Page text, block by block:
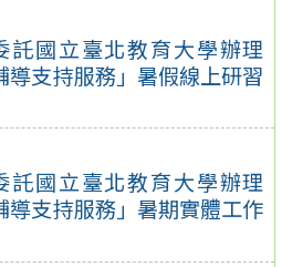
託國立臺北教育大學辦理
導支持服務」暑假線上研習
託國立臺北教育大學辦理
導支持服務」暑期實體工作